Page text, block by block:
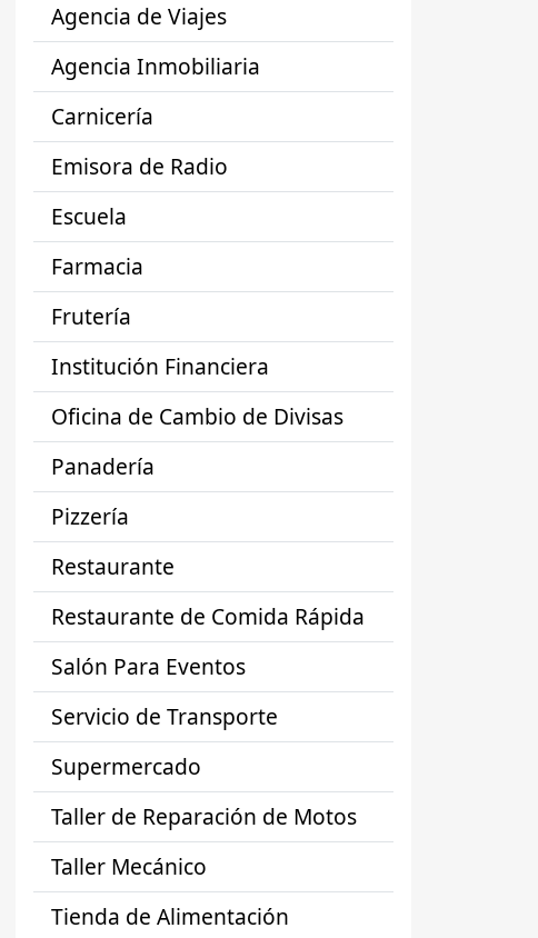
Agencia de Viajes
Agencia Inmobiliaria
Carnicería
Emisora de Radio
Escuela
Farmacia
Frutería
Institución Financiera
Oficina de Cambio de Divisas
Panadería
Pizzería
Restaurante
Restaurante de Comida Rápida
Salón Para Eventos
Servicio de Transporte
Supermercado
Taller de Reparación de Motos
Taller Mecánico
Tienda de Alimentación